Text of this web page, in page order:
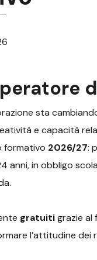
sta
e capacità
formativo 2026/27:
anni, in obbligo
gratuitigrazie al
l’attitudine